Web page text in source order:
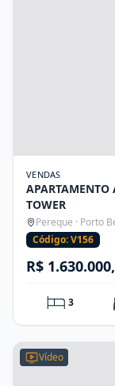
VENDAS
APARTAMENTO
TOWER
Pereque · Porto
Código: V156
R$
3
Vídeo